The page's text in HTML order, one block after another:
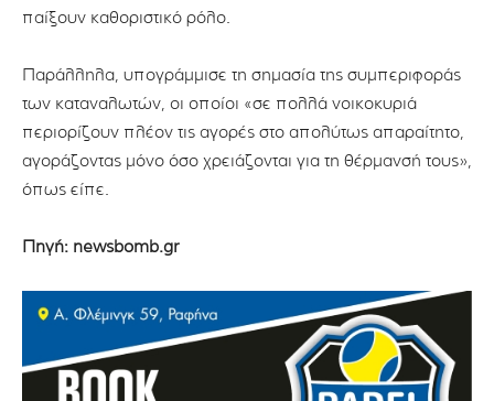
παίξουν καθοριστικό ρόλο.
Παράλληλα, υπογράμμισε τη σημασία της συμπεριφοράς
των καταναλωτών, οι οποίοι «σε πολλά νοικοκυριά
περιορίζουν πλέον τις αγορές στο απολύτως απαραίτητο,
αγοράζοντας μόνο όσο χρειάζονται για τη θέρμανσή τους»,
όπως είπε.
Πηγή: newsbomb.gr